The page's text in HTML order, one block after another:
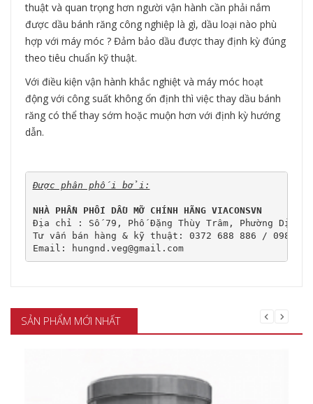
thuật và quan trọng hơn người vận hành cần phải nắm
được dầu bánh răng công nghiệp là gì, dầu loại nào phù
hợp với máy móc ? Đảm bảo dầu được thay định kỳ đúng
theo tiêu chuẩn kỹ thuật.
Với điều kiện vận hành khắc nghiệt và máy móc hoạt
động với công suất không ổn định thì việc thay dầu bánh
răng có thể thay sớm hoặc muộn hơn với định kỳ hướng
dẫn.
Được phân phối bởi:
NHÀ PHẦN PHỐI DẦU MỠ CHÍNH HÃNG VIACONSVN
Địa chỉ : Số 79, Phố Đặng Thùy Trâm, Phường Dịch
Tư vấn bán hàng & kỹ thuật: 0372 688 886 / 0989
Email: hungnd.veg@gmail.com
SẢN PHẨM MỚI NHẤT